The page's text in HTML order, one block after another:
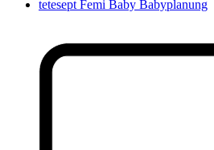
tetesept Femi Baby Babyplanung